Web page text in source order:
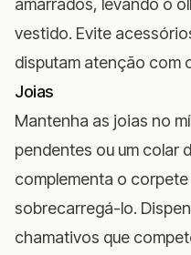
amarrados, levando o
vestido. Evite
disputam atenção com
Joias
Mantenha as joias no
pendentes ou um colar
complementa o
sobrecarregá-lo.
chamativos que